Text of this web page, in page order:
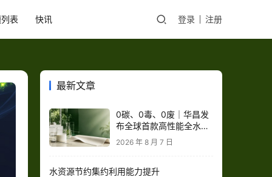
表 快讯 登录 注册
最新文章
0碳、0毒、0废｜华昌发
布全球首款高性能全水性
鞋革“三零生态皮”
2026 年 8 月 7 日
水资源节约集约利用能力提升